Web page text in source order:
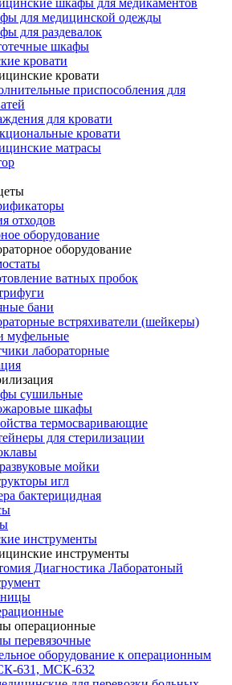
шкафы для медикаментов
для медицинской одежды
для раздевалок
шкафы
кровати
кровати
приспособления для
для кровати
кровати
матрасы
отходов
оборудование
оборудование
ватных пробок
бани
встряхиватели (шейкеры)
муфельные
лабораторные
сушильные
шкафы
термосваривающие
для стерилизации
мойки
игл
бактерицидная
инструменты
инструменты
Диагностика Лаборатоный
операционные
перевязочные
оборудование к операционным
631, МСК-632